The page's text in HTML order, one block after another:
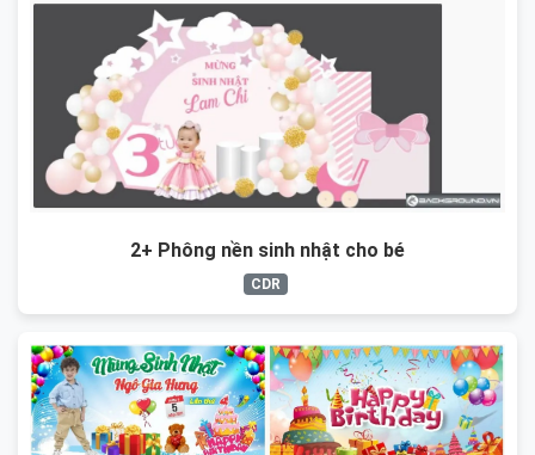
2+ Phông nền sinh nhật cho bé
CDR